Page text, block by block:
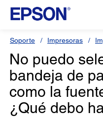
Soporte Impresoras
No puedo
bandeja de
como la
¿Qué debo